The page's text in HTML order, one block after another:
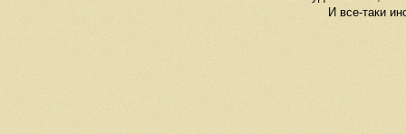
И все-таки